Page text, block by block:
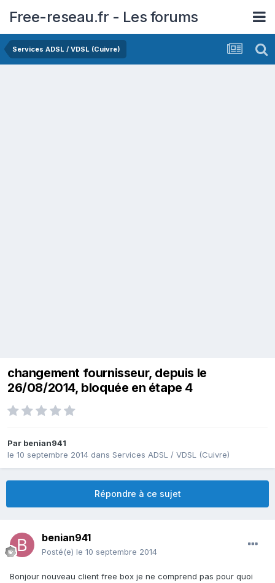
Free-reseau.fr - Les forums
Services ADSL / VDSL (Cuivre)
changement fournisseur, depuis le
26/08/2014, bloquée en étape 4
Par benian941
le 10 septembre 2014 dans Services ADSL / VDSL (Cuivre)
Répondre à ce sujet
benian941
Posté(e) le 10 septembre 2014
Bonjour nouveau client free box je ne comprend pas pour quoi